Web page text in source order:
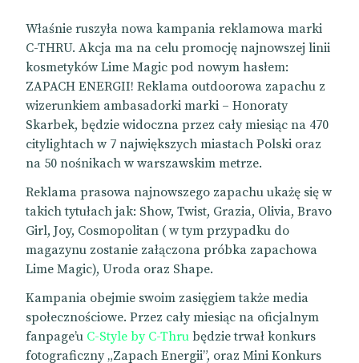
Właśnie ruszyła nowa kampania reklamowa marki
C-THRU. Akcja ma na celu promocję najnowszej linii
kosmetyków Lime Magic pod nowym hasłem:
ZAPACH ENERGII! Reklama outdoorowa zapachu z
wizerunkiem ambasadorki marki – Honoraty
Skarbek, będzie widoczna przez cały miesiąc na 470
citylightach w 7 największych miastach Polski oraz
na 50 nośnikach w warszawskim metrze.
Reklama prasowa najnowszego zapachu ukażę się w
takich tytułach jak: Show, Twist, Grazia, Olivia, Bravo
Girl, Joy, Cosmopolitan ( w tym przypadku do
magazynu zostanie załączona próbka zapachowa
Lime Magic), Uroda oraz Shape.
Kampania obejmie swoim zasięgiem także media
społecznościowe. Przez cały miesiąc na oficjalnym
fanpage’u C-Style by C-Thru będzie trwał konkurs
fotograficzny „Zapach Energii”, oraz Mini Konkurs